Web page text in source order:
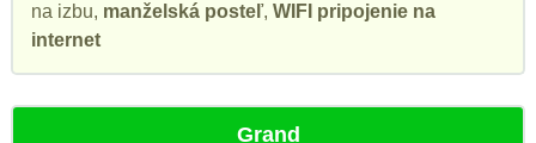
na izbu, manželská posteľ, WIFI pripojenie na
internet
Grand